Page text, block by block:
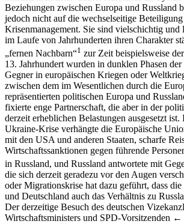
Beziehungen zwischen Europa und Russland
jedoch nicht auf die wechselseitige
Krisenmanagement. Sie sind vielschichtig und
im Laufe von Jahrhunderten ihren Charakter
„fernen Nachbarn“1 zur Zeit beispielsweise
13. Jahrhundert wurden in dunklen Phasen
Gegner in europäischen Kriegen oder
zwischen dem im Wesentlichen durch die
repräsentierten politischen Europa und
fixierte enge Partnerschaft, die aber in der
derzeit erheblichen Belastungen ausgesetzt ist.
Ukraine-Krise verhängte die Europäische
mit den USA und anderen Staaten, scharfe
Wirtschaftssanktionen gegen führende
in Russland, und Russland antwortete mit
die sich derzeit geradezu vor den Augen
oder Migrationskrise hat dazu geführt, dass
und Deutschland auch das Verhältnis zu
Der derzeitige Besuch des deutschen
Wirtschaftsministers und SPD-Vorsitzenden ←